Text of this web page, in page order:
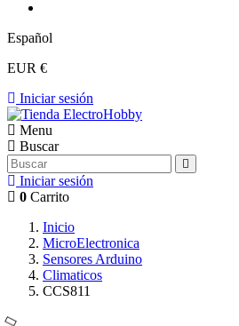
Español
EUR €
Iniciar sesión
Menu
Buscar
Iniciar sesión
0 Carrito
Inicio
MicroElectronica
Sensores Arduino
Climaticos
CCS811